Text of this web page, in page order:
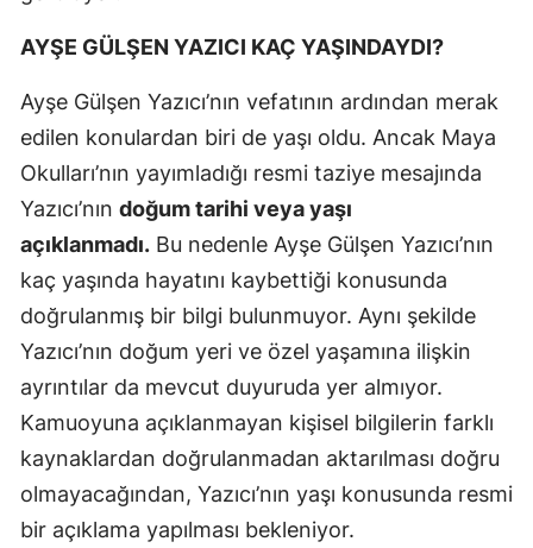
AYŞE GÜLŞEN YAZICI KAÇ YAŞINDAYDI?
Ayşe Gülşen Yazıcı’nın vefatının ardından merak
edilen konulardan biri de yaşı oldu. Ancak Maya
Okulları’nın yayımladığı resmi taziye mesajında
Yazıcı’nın doğum tarihi veya yaşı
açıklanmadı. Bu nedenle Ayşe Gülşen Yazıcı’nın
kaç yaşında hayatını kaybettiği konusunda
doğrulanmış bir bilgi bulunmuyor. Aynı şekilde
Yazıcı’nın doğum yeri ve özel yaşamına ilişkin
ayrıntılar da mevcut duyuruda yer almıyor.
Kamuoyuna açıklanmayan kişisel bilgilerin farklı
kaynaklardan doğrulanmadan aktarılması doğru
olmayacağından, Yazıcı’nın yaşı konusunda resmi
bir açıklama yapılması bekleniyor.